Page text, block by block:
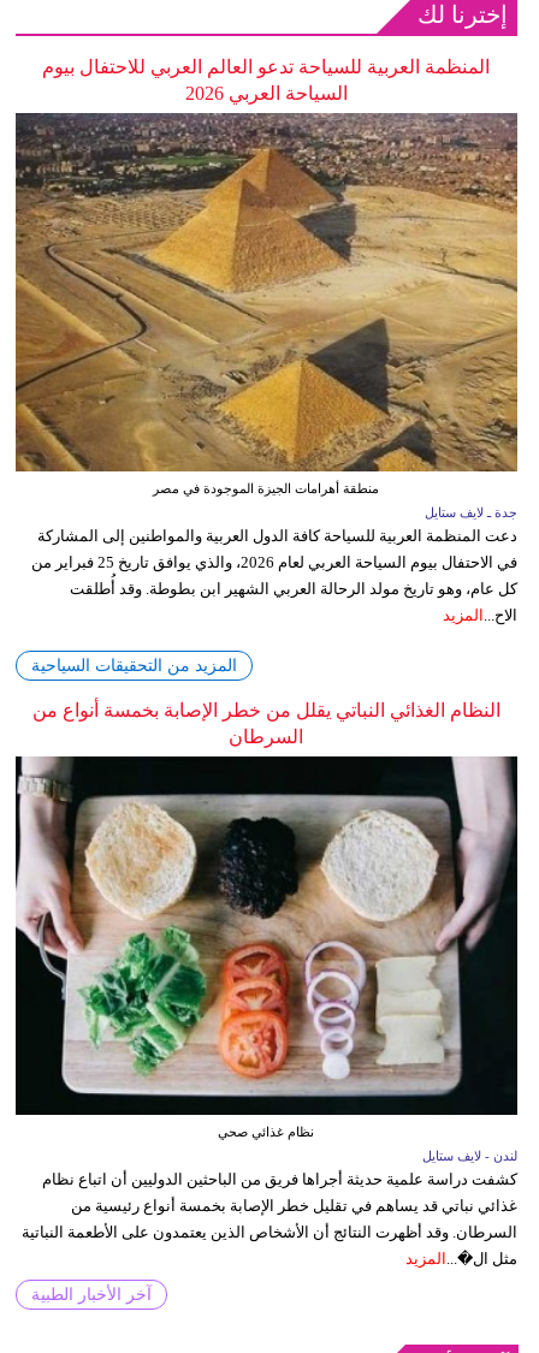
إخترنا لك
المنظمة العربية للسياحة تدعو العالم العربي للاحتفال بيوم
السياحة العربي 2026
منطقة أهرامات الجيزة الموجودة في مصر
جدة ـ لايف ستايل
دعت المنظمة العربية للسياحة كافة الدول العربية والمواطنين إلى المشاركة
في الاحتفال بيوم السياحة العربي لعام 2026، والذي يوافق تاريخ 25 فبراير من
كل عام، وهو تاريخ مولد الرحالة العربي الشهير ابن بطوطة. وقد أُطلقت
الاح... المزيد
المزيد من التحقيقات السياحية
النظام الغذائي النباتي يقلل من خطر الإصابة بخمسة أنواع من
السرطان
نظام غذائي صحي
لندن - لايف ستايل
كشفت دراسة علمية حديثة أجراها فريق من الباحثين الدوليين أن اتباع نظام
غذائي نباتي قد يساهم في تقليل خطر الإصابة بخمسة أنواع رئيسية من
السرطان. وقد أظهرت النتائج أن الأشخاص الذين يعتمدون على الأطعمة النباتية
مثل ال�...
المزيد
آخر الأخبار الطبية